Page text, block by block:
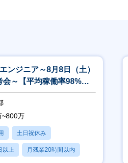
ンジニア～8月8日（土）
会～【平均稼働率98%／
2万件以上】
~800万
土日祝休み
以上 月残業20時間以内